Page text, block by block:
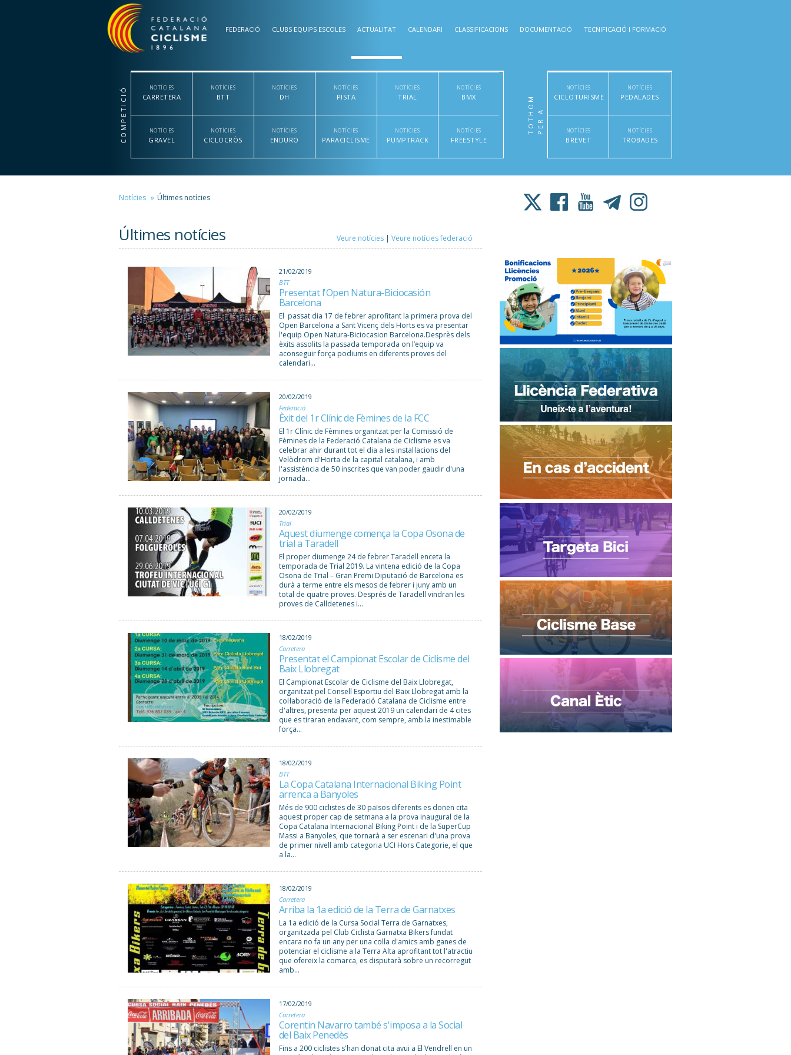
FEDERACIÓ CLUBS EQUIPS ESCOLES ACTUALITAT CALENDARI CLASSIFICACIONS DOCUMENTACIÓ TECNIFICACIÓ I FORMACIÓ
COMPETICIÓ NOTÍCIES
CARRETERA
NOTÍCIES
BTT
NOTÍCIES
DH
NOTÍCIES
PISTA
NOTÍCIES
TRIAL
NOTÍCIES
BMX
NOTÍCIES
GRAVEL
NOTÍCIES
CICLOCRÒS
NOTÍCIES
ENDURO
NOTÍCIES
PARACICLISME
NOTÍCIES
PUMPTRACK
NOTÍCIES
FREESTYLE
P
E
R
A
T
O
T
H
O
M
NOTÍCIES
CICLOTURISME
NOTÍCIES
PEDALADES
NOTÍCIES
BREVET
NOTÍCIES
TROBADES
Notícies Últimes notícies
Últimes notícies Veure notícies| Veure notícies federació
21/02/2019
BTT
Presentat l'Open Natura-Biciocasión
Barcelona
El passat dia 17 de febrer aprofitant la primera prova del
Open Barcelona a Sant Vicenç dels Horts es va presentar
l'equip Open Natura-Biciocasion Barcelona.Desprès dels
èxits assolits la passada temporada on l’equip va
aconseguir força podiums en diferents proves del
calendari...
20/02/2019
Federació
Èxit del 1r Clínic de Fèmines de la FCC
El 1r Clínic de Fèmines organitzat per la Comissió de
Fèmines de la Federació Catalana de Ciclisme es va
celebrar ahir durant tot el dia a les instal·lacions del
Velòdrom d'Horta de la capital catalana, i amb
l'assistència de 50 inscrites que van poder gaudir d'una
jornada...
20/02/2019
Trial
Aquest diumenge comença la Copa Osona de
trial a Taradell
El proper diumenge 24 de febrer Taradell enceta la
temporada de Trial 2019. La vintena edició de la Copa
Osona de Trial – Gran Premi Diputació de Barcelona es
durà a terme entre els mesos de febrer i juny amb un
total de quatre proves. Després de Taradell vindran les
proves de Calldetenes i...
18/02/2019
Carretera
Presentat el Campionat Escolar de Ciclisme del
Baix Llobregat
El Campionat Escolar de Ciclisme del Baix Llobregat,
organitzat pel Consell Esportiu del Baix Llobregat amb la
col·laboració de la Federació Catalana de Ciclisme entre
d'altres, presenta per aquest 2019 un calendari de 4 cites
que es tiraran endavant, com sempre, amb la inestimable
força...
18/02/2019
BTT
La Copa Catalana Internacional Biking Point
arrenca a Banyoles
Més de 900 ciclistes de 30 països diferents es donen cita
aquest proper cap de setmana a la prova inaugural de la
Copa Catalana Internacional Biking Point i de la SuperCup
Massi a Banyoles, que tornarà a ser escenari d'una prova
de primer nivell amb categoria UCI Hors Categorie, el que
a la...
18/02/2019
Carretera
Arriba la 1a edició de la Terra de Garnatxes
La 1a edició de la Cursa Social Terra de Garnatxes,
organitzada pel Club Ciclista Garnatxa Bikers fundat
encara no fa un any per una colla d'amics amb ganes de
potenciar el ciclisme a la Terra Alta aprofitant tot l'atractiu
que ofereix la comarca, es disputarà sobre un recorregut
amb...
17/02/2019
Carretera
Corentin Navarro també s'imposa a la Social
del Baix Penedès
Fins a 200 ciclistes s'han donat cita avui a El Vendrell en un